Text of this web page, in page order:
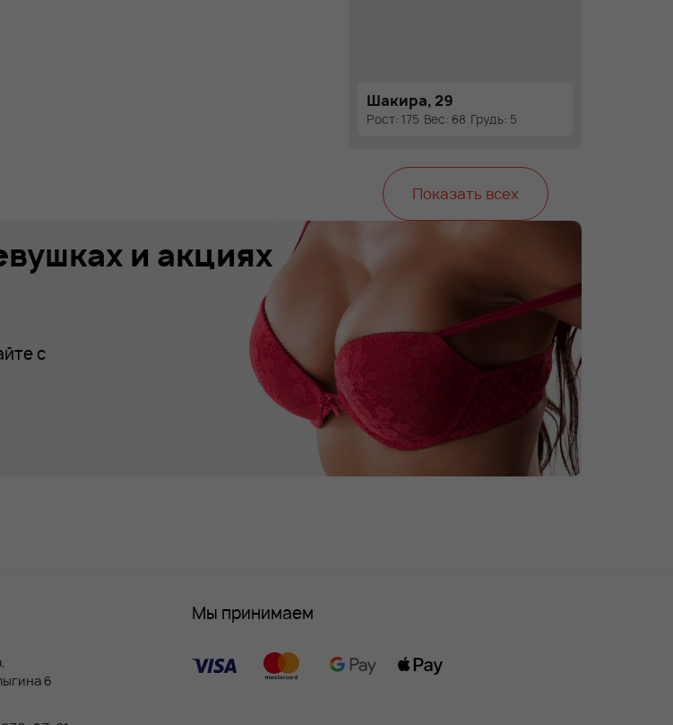
Шакира, 29
Рост: 175 Вес: 68 Грудь: 5
Показать всех
и акциях
с
6
Мы принимаем